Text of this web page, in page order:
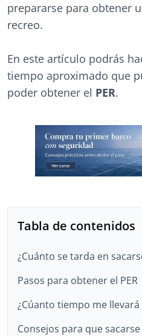
prepararse para obtener
recreo.
En este artículo podrás
tiempo aproximado que
poder obtener el PER.
Tabla de contenidos
¿Cuánto se tarda en
Pasos para obtener el PER
¿Cúanto tiempo me
Consejos para que